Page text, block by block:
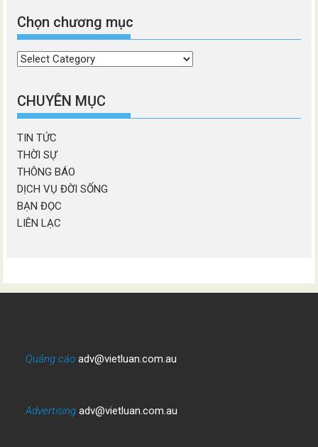
Chọn chương mục
Chọn
mục
CHUYÊN MỤC
TIN TỨC
THỜI SỰ
THÔNG BÁO
DỊCH VỤ ĐỜI SỐNG
BẠN ĐỌC
LIÊN LẠC
Quảng cáo adv@vietluan.com.au
Advertising adv@vietluan.com.au